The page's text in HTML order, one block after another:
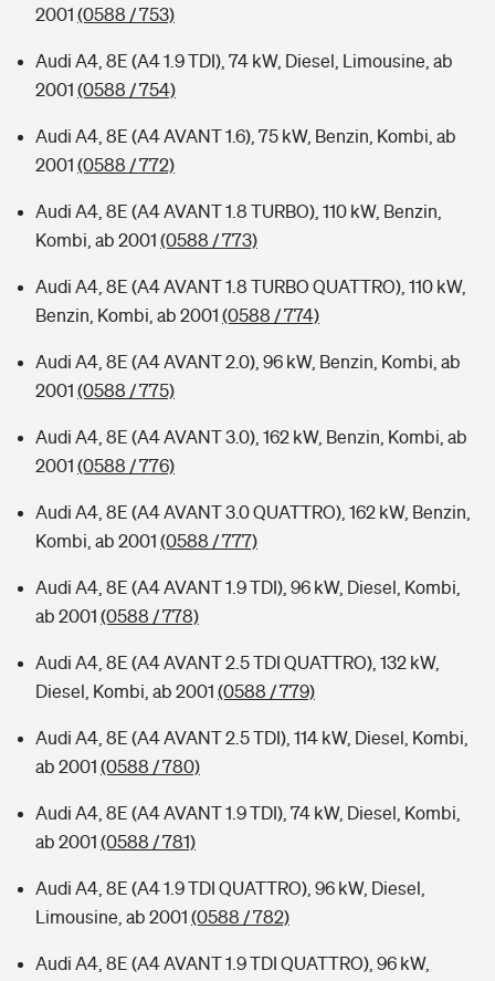
2001 (0588 / 753)
Audi A4, 8E (A4 1.9 TDI), 74 kW, Diesel, Limousine, ab
2001 (0588 / 754)
Audi A4, 8E (A4 AVANT 1.6), 75 kW, Benzin, Kombi, ab
2001 (0588 / 772)
Audi A4, 8E (A4 AVANT 1.8 TURBO), 110 kW, Benzin,
Kombi, ab 2001 (0588 / 773)
Audi A4, 8E (A4 AVANT 1.8 TURBO QUATTRO), 110 kW,
Benzin, Kombi, ab 2001 (0588 / 774)
Audi A4, 8E (A4 AVANT 2.0), 96 kW, Benzin, Kombi, ab
2001 (0588 / 775)
Audi A4, 8E (A4 AVANT 3.0), 162 kW, Benzin, Kombi, ab
2001 (0588 / 776)
Audi A4, 8E (A4 AVANT 3.0 QUATTRO), 162 kW, Benzin,
Kombi, ab 2001 (0588 / 777)
Audi A4, 8E (A4 AVANT 1.9 TDI), 96 kW, Diesel, Kombi,
ab 2001 (0588 / 778)
Audi A4, 8E (A4 AVANT 2.5 TDI QUATTRO), 132 kW,
Diesel, Kombi, ab 2001 (0588 / 779)
Audi A4, 8E (A4 AVANT 2.5 TDI), 114 kW, Diesel, Kombi,
ab 2001 (0588 / 780)
Audi A4, 8E (A4 AVANT 1.9 TDI), 74 kW, Diesel, Kombi,
ab 2001 (0588 / 781)
Audi A4, 8E (A4 1.9 TDI QUATTRO), 96 kW, Diesel,
Limousine, ab 2001 (0588 / 782)
Audi A4, 8E (A4 AVANT 1.9 TDI QUATTRO), 96 kW,